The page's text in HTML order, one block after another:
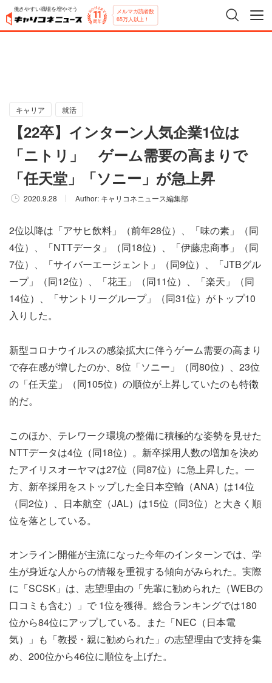
働きやすい職場を増やそう メルマガ読者数
65万人以上！
キャリア 就活
【22卒】インターン人気企業1位は
「ニトリ」 ゲーム需要の高まりで
「任天堂」「ソニー」が急上昇
2020.9.28 Author: キャリコネニュース編集部
2位以降は「アサヒ飲料」（前年28位）、「味の素」（同
4位）、「NTTデータ」（同18位）、「伊藤忠商事」（同
7位）、「サイバーエージェント」（同9位）、「JTBグル
ープ」（同12位）、「花王」（同11位）、「楽天」（同
14位）、「サントリーグループ」（同31位）がトップ10
入りした。
新型コロナウイルスの感染拡大に伴うゲーム需要の高まり
で存在感が増したのか、8位「ソニー」（同80位）、23位
の「任天堂」（同105位）の順位が上昇していたのも特徴
的だ。
このほか、テレワーク環境の整備に積極的な姿勢を見せた
NTTデータは4位（同18位）。新卒採用人数の増加を決め
たアイリスオーヤマは27位（同87位）に急上昇した。一
方、新卒採用をストップした全日本空輸（ANA）は14位
（同2位）、日本航空（JAL）は15位（同3位）と大きく順
位を落としている。
オンライン開催が主流になった今年のインターンでは、学
生が身近な人からの情報を重視する傾向がみられた。実際
に「SCSK」は、志望理由の「先輩に勧められた（WEBの
口コミも含む）」で 1位を獲得。総合ランキングでは180
位から84位にアップしている。また「NEC（日本電
気）」も「教授・親に勧められた」の志望理由で支持を集
め、200位から46位に順位を上げた。